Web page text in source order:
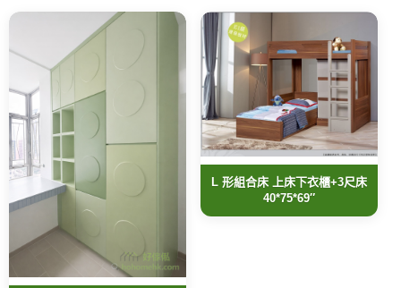
L 形組合床 上床下衣櫃+3尺床
40*75*69″